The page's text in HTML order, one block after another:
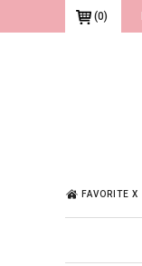
(0)
FAVORITE X